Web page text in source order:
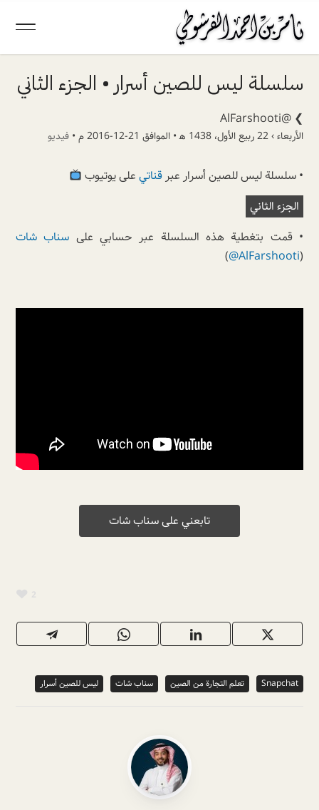
سلسلة ليس للصين أسرار • الجزء الثاني
❯
@AlFarshooti
الأربعاء › 22 ربيع الأول، 1438 ھ • الموافق 21-12-2016 م • فيديو
• سلسلة ليس للصين أسرار عبرقناتي على يوتيوب
الجزء الثاني
• قمت بتغطية هذه السلسلة عبر حسابي على سناب شات
(
@AlFarshooti
)
تابعني على سناب شات
Snapchat تعلم التجارة من الصين سناب شات ليس للصين أسرار